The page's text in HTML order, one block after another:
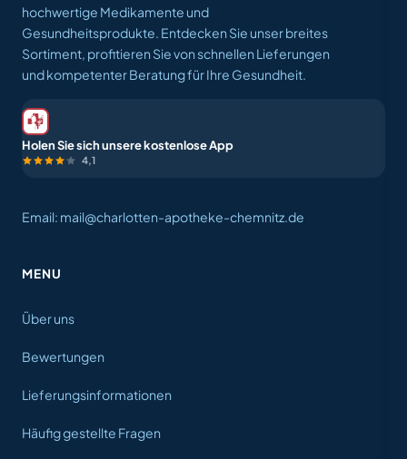
hochwertige Medikamente und
Gesundheitsprodukte. Entdecken Sie unser breites
Sortiment, profitieren Sie von schnellen Lieferungen
und kompetenter Beratung für Ihre Gesundheit.
Holen Sie sich unsere kostenlose App
4,1
Email: mail@charlotten-apotheke-chemnitz.de
MENU
Über uns
Bewertungen
Lieferungsinformationen
Häufig gestellte Fragen